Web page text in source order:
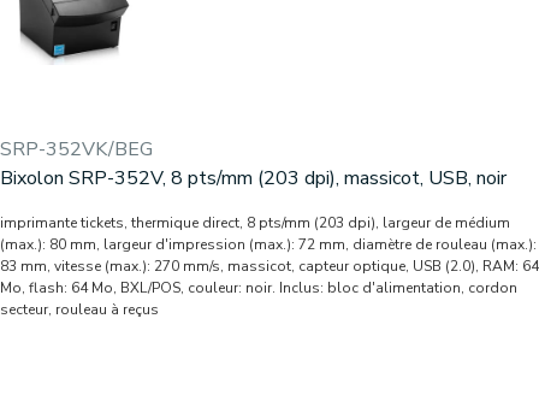
SRP-352VK/BEG
Bixolon SRP-352V, 8 pts/mm (203 dpi), massicot, USB, noir
imprimante tickets, thermique direct, 8 pts/mm (203 dpi), largeur de médium
(max.): 80 mm, largeur d'impression (max.): 72 mm, diamètre de rouleau (max.):
83 mm, vitesse (max.): 270 mm/s, massicot, capteur optique, USB (2.0), RAM: 64
Mo, flash: 64 Mo, BXL/POS, couleur: noir. Inclus: bloc d'alimentation, cordon
secteur, rouleau à reçus